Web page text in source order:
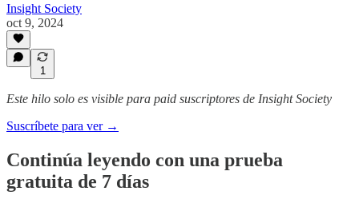
Insight Society
oct 9, 2024
1
Este hilo solo es visible para paid suscriptores de Insight Society
Suscríbete para ver →
Continúa leyendo con una prueba
gratuita de 7 días